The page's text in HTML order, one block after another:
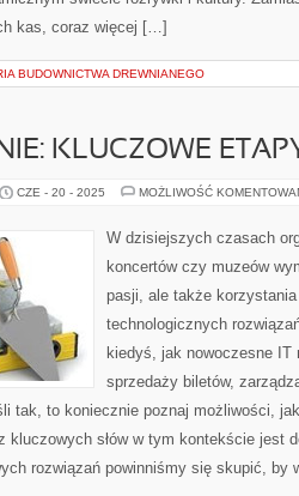
kas, coraz więcej […]
BUDOWNICTWA DREWNIANEGO
KLUCZOWE
CZE - 20 - 2025 MOŻLIWOŚĆ
W dzisiejszych czasach
koncertów czy muzeów
pasji, ale także
technologicznych
kiedyś, jak nowoczesne IT
sprzedaży biletów,
tak, to koniecznie poznaj możliwości,
kluczowych słów w tym kontekście jest
rozwiązań powinniśmy się skupić,